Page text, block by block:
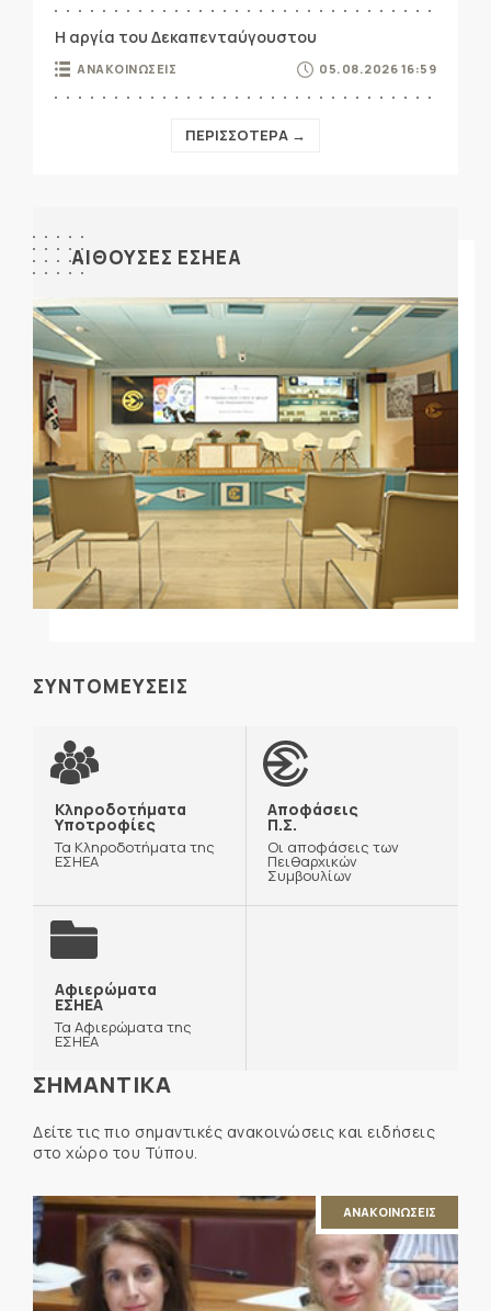
Η αργία του Δεκαπενταύγουστου
ΑΝΑΚΟΙΝΩΣΕΙΣ 05.08.2026 16:59
ΠΕΡΙΣΣΟΤΕΡΑ →
ΑΙΘΟΥΣΕΣ ΕΣΗΕΑ
ΣΥΝΤΟΜΕΥΣΕΙΣ
Κληροδοτήματα
Υποτροφίες
Τα Κληροδοτήματα της
ΕΣΗΕΑ
Αποφάσεις
Π.Σ.
Οι αποφάσεις των
Πειθαρχικών
Συμβουλίων
Αφιερώματα
ΕΣΗΕΑ
Τα Αφιερώματα της
ΕΣΗΕΑ
ΣΗΜΑΝΤΙΚΑ
Δείτε τις πιο σημαντικές ανακοινώσεις και ειδήσεις
στο χώρο του Τύπου.
ΑΝΑΚΟΙΝΩΣΕΙΣ